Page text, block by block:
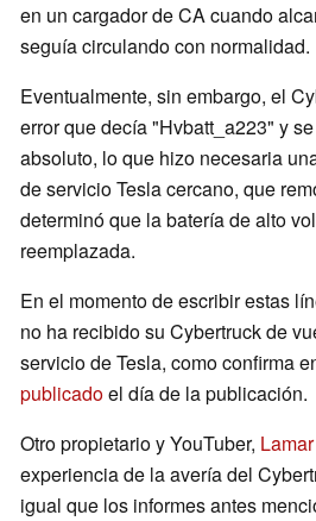
en un cargador de CA cuando
seguía circulando con normalidad.
Eventualmente, sin embargo, el
error que decía "Hvbatt_a223" y
absoluto, lo que hizo necesaria
de servicio Tesla cercano, que
determinó que la batería de alto
reemplazada.
En el momento de escribir estas
no ha recibido su Cybertruck de
servicio de Tesla, como confirma
publicadoel día de la publicación.
Otro propietario y YouTuber,
experiencia de la avería del
igual que los informes antes